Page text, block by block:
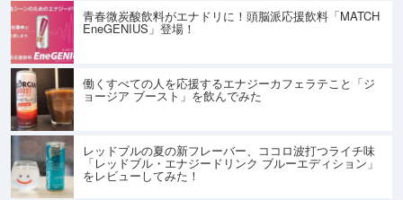
青春微炭酸飲料がエナドリに！頭脳派応援飲料「MATCH
EneGENIUS」登場！
働くすべての人を応援するエナジーカフェラテこと「ジ
ョージア ブースト」を飲んでみた
レッドブルの夏の新フレーバー、ココロ波打つライチ味
「レッドブル・エナジードリンク ブルーエディション」
をレビューしてみた！